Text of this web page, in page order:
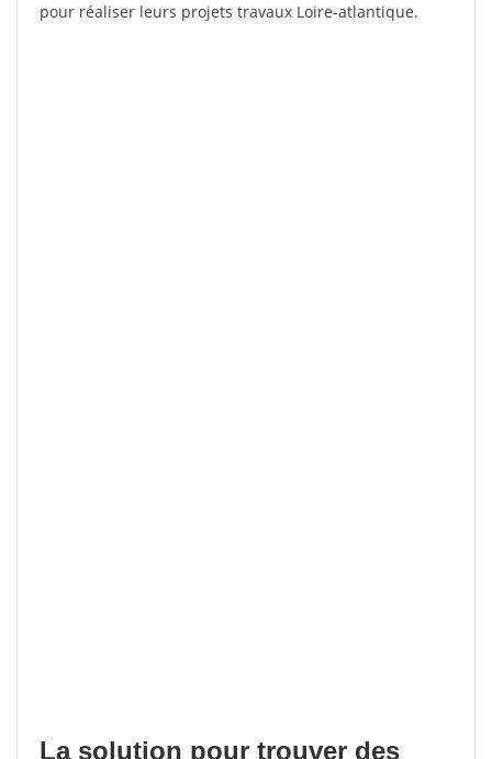
pour réaliser leurs projets travaux Loire-atlantique.
La solution pour trouver des